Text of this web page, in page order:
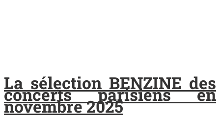
La sélection BENZINE des
concerts parisiens en
novembre 2025